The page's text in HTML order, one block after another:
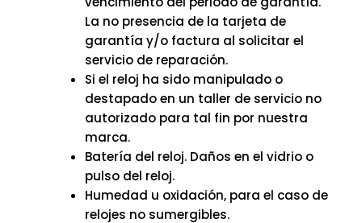
La no presencia de la tarjeta de
garantía y/o factura al solicitar el
servicio de reparación.
Si el reloj ha sido manipulado o
destapado en un taller de servicio no
autorizado para tal fin por nuestra
marca.
Batería del reloj. Daños en el vidrio o
pulso del reloj.
Humedad u oxidación, para el caso de
relojes no sumergibles.